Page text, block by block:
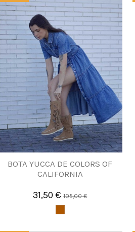
BOTA YUCCA DE COLORS OF
CALIFORNIA
31,50 €105,00 €